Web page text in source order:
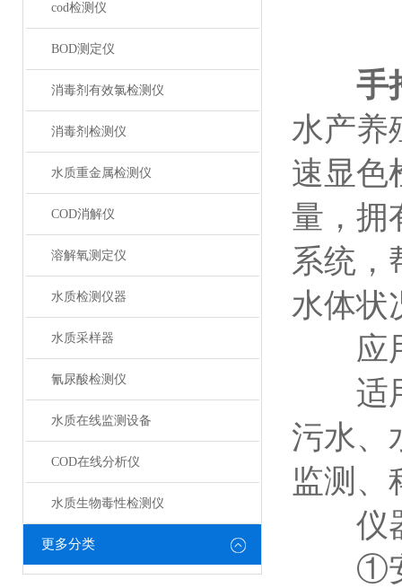
cod检测仪
BOD测定仪
消毒剂有效氯检测仪
消毒剂检测仪
水质重金属检测仪
COD消解仪
溶解氧测定仪
水质检测仪器
水质采样器
氰尿酸检测仪
水质在线监测设备
COD在线分析仪
水质生物毒性检测仪
更多分类
手
水产养
速显色
量，拥
系统，
水体状
应用
适用
污水、
监测、
仪器
①安